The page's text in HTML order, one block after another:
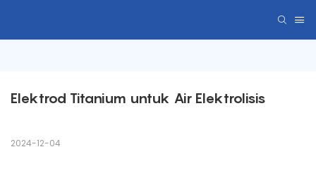
Elektrod Titanium untuk Air Elektrolisis
2024-12-04